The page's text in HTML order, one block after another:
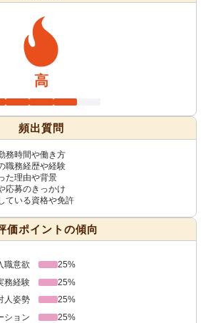
高
頻出質問
務時間や働き方
職務経歴や経験
た理由や背景
応募のきっかけ
ている資格や免許
価ポイントの傾向
職意欲
25%
務経験
25%
人姿勢
25%
ション
25%